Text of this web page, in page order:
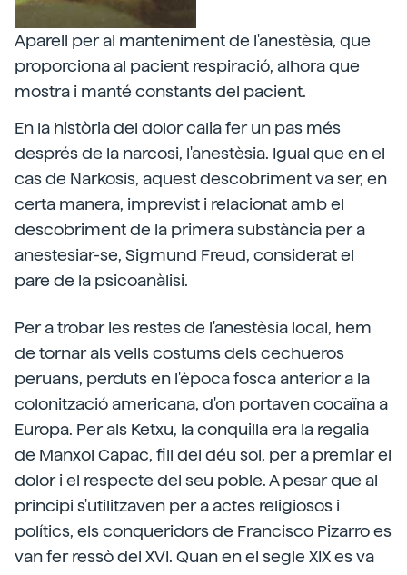
Aparell per al manteniment de l'anestèsia, que
proporciona al pacient respiració, alhora que
mostra i manté constants del pacient.
En la història del dolor calia fer un pas més
després de la narcosi, l'anestèsia. Igual que en el
cas de Narkosis, aquest descobriment va ser, en
certa manera, imprevist i relacionat amb el
descobriment de la primera substància per a
anestesiar-se, Sigmund Freud, considerat el
pare de la psicoanàlisi.
Per a trobar les restes de l'anestèsia local, hem
de tornar als vells costums dels cechueros
peruans, perduts en l'època fosca anterior a la
colonització americana, d'on portaven cocaïna a
Europa. Per als Ketxu, la conquilla era la regalia
de Manxol Capac, fill del déu sol, per a premiar el
dolor i el respecte del seu poble. A pesar que al
principi s'utilitzaven per a actes religiosos i
polítics, els conqueridors de Francisco Pizarro es
van fer ressò del XVI. Quan en el segle XIX es va